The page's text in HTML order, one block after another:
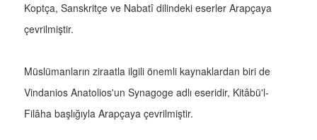
Koptça, Sanskritçe ve Nabatî dilindeki eserler Arapçaya
çevrilmiştir.
Müslümanların ziraatla ilgili önemli kaynaklardan biri de
Vindanios Anatolios'un Synagoge adlı eseridir, Kitâbü'l-
Filâha başlığıyla Arapçaya çevrilmiştir.